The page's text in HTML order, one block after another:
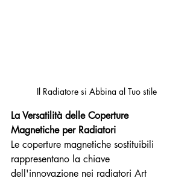
Il Radiatore si Abbina al Tuo stile
La Versatilità delle Coperture
Magnetiche per Radiatori
Le coperture magnetiche sostituibili
rappresentano la chiave
dell'innovazione nei radiatori Art